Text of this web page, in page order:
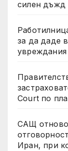
силен дъжд
за да даде
увреждания
Court по
САЩ отново
Иран, при